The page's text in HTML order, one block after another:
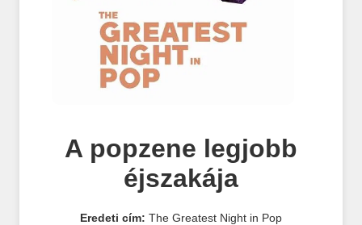
A popzene legjobb
éjszakája
Eredeti cím: The Greatest Night in Pop